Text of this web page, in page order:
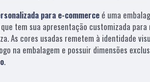
para e-commerce é uma
tem sua apresentação customizada
As cores usadas remetem à identidade
na embalagem e possuir dimensões
.